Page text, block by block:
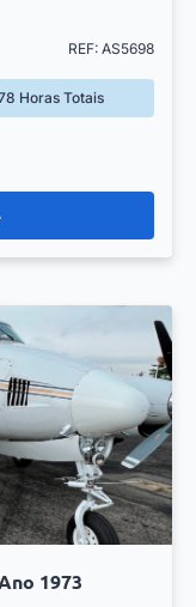
REF: AS5698
Horas Totais
1973